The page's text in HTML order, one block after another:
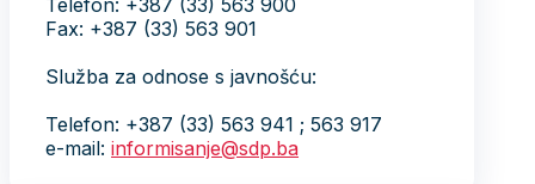
Telefon: +387 (33) 563 900
Fax: +387 (33) 563 901
Služba za odnose s javnošću:
Telefon: +387 (33) 563 941 ; 563 917
e-mail: informisanje@sdp.ba